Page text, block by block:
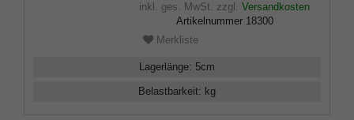
inkl. ges. MwSt. zzgl. Versandkosten
Artikelnummer 18300
Merkliste
Lagerlänge: 5cm
Belastbarkeit: kg